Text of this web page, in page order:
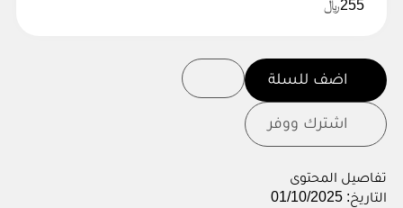
255﷼
اضف للسلة
اشترك ووفر
تفاصيل المحتوى
التاريخ: 01/10/2025